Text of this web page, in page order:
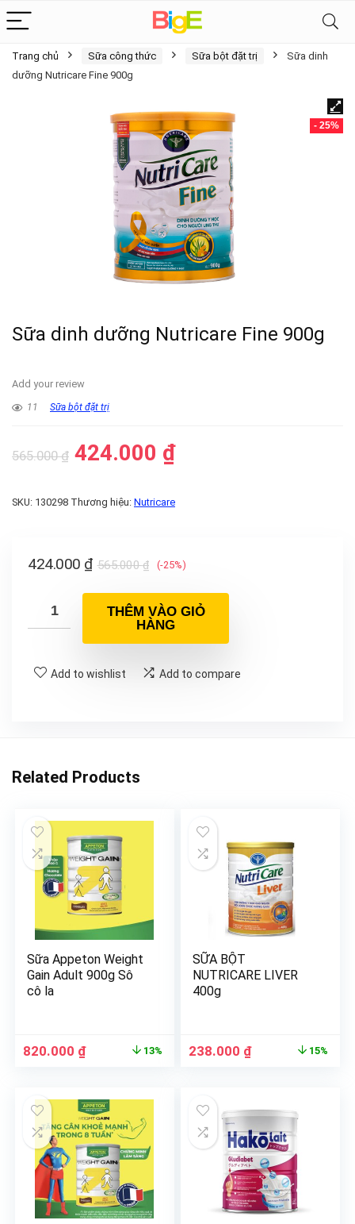
Trang chủ Sữa công thức Sữa bột đặt trị
Sữa dinh
dưỡng Nutricare Fine 900g
- 25%
Sữa dinh dưỡng Nutricare Fine 900g
Add your review
11 Sữa bột đặt trị
565.000₫ 424.000 ₫
SKU: 130298 Thương hiệu: Nutricare
565.000₫
424.000 ₫ (-25%)
THÊM VÀO GIỎ
HÀNG
Add to wishlist Add to compare
Related Products
Sữa Appeton Weight
Gain Adult 900g Sô
cô la
820.000 ₫ 13%
SỮA BỘT
NUTRICARE LIVER
400g
238.000 ₫ 15%